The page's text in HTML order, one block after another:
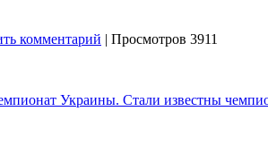
комментарий | Просмотров 3911
Украины. Стали известны